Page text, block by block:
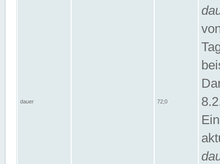
dauer 72;0